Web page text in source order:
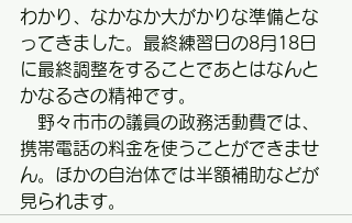
わかり、なかなか大がかりな準備とな
ってきました。最終練習日の8月18日
に最終調整をすることであとはなんと
かなるさの精神です。
野々市市の議員の政務活動費では、
携帯電話の料金を使うことができませ
ん。ほかの自治体では半額補助などが
見られます。